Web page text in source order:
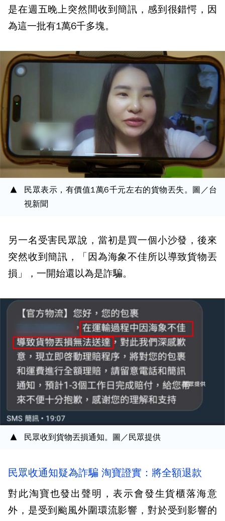
是在週五晚上突然間收到簡訊，感到很錯愕，因
為這一批有1萬6千多塊。
民眾表示，有價值1萬6千元左右的貨物丟失。圖／台
視新聞
另一名受害民眾說，當初是買一個小沙發，後來
突然收到簡訊，「因為海象不佳所以導致貨物丟
損」，一開始還以為是詐騙。
民眾收到貨物丟損通知。圖／民眾提供
民眾收通知疑為詐騙 淘寶證實：將全額退款
對此淘寶也發出聲明，表示會發生貨櫃落海意
外，是受到颱風外圍環流影響，對於受到影響的